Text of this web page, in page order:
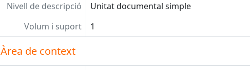
Nivell de descripció
Unitat documental simple
Volum i suport
1
Àrea de context